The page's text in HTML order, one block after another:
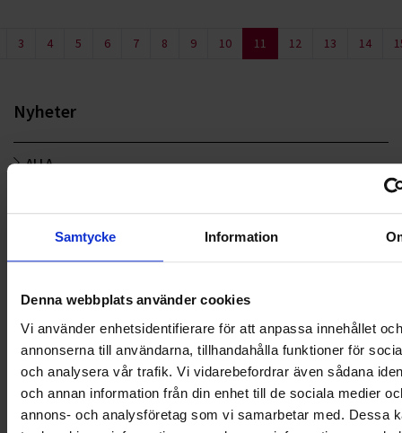
Samtycke Information
Denna webbplats använder cookies
Vi använder enhetsidentifierare för att anpassa innehållet och
annonserna till användarna, tillhandahålla funktioner för
och analysera vår trafik. Vi vidarebefordrar även sådana
och annan information från din enhet till de sociala medier
annons- och analysföretag som vi samarbetar med. Dessa
3 4 5 6 7 8 9 10 11 12 13 14
Nyheter
ALLA
LANDSKRONA
OHLSSONS REGION MITT
OHLSSONS REGION SYD
OHLSSONS REGION VÄST